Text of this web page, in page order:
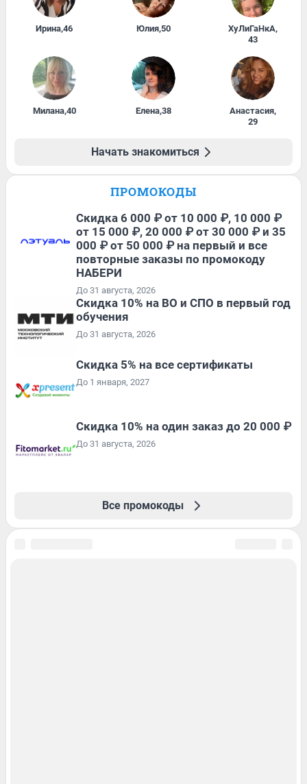
Ирина,46 Юлия,50 ХуЛиГаНкА,
43
Милана,40 Елена,38 Анастасия,
29
Начать знакомиться
ПРОМОКОДЫ
Скидка 6 000 ₽ от 10 000 ₽, 10 000 ₽
от 15 000 ₽, 20 000 ₽ от 30 000 ₽ и 35
000 ₽ от 50 000 ₽ на первый и все
повторные заказы по промокоду
НАБЕРИ
До 31 августа, 2026
Скидка 10% на ВО и СПО в первый год
обучения
До 31 августа, 2026
Скидка 5% на все сертификаты
До 1 января, 2027
Скидка 10% на один заказ до 20 000 ₽
До 31 августа, 2026
Все промокоды